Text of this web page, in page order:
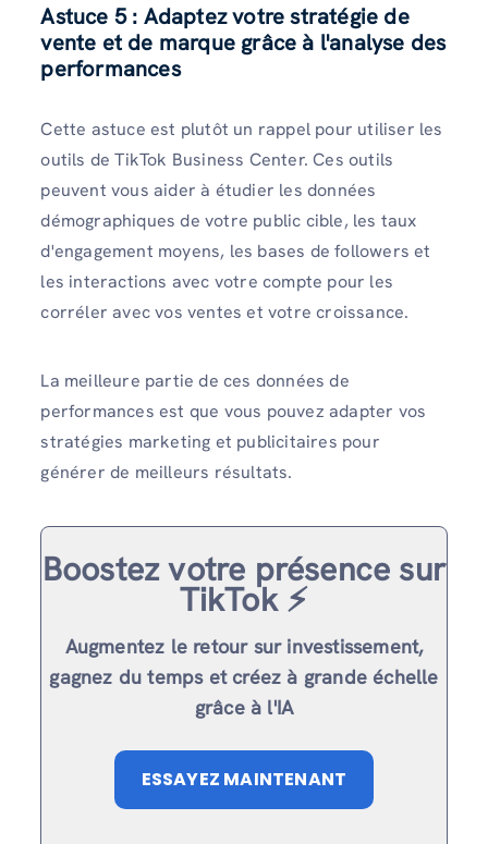
Astuce 5 : Adaptez votre stratégie de
vente et de marque grâce à l'analyse des
performances
Cette astuce est plutôt un rappel pour utiliser les
outils de TikTok Business Center. Ces outils
peuvent vous aider à étudier les données
démographiques de votre public cible, les taux
d'engagement moyens, les bases de followers et
les interactions avec votre compte pour les
corréler avec vos ventes et votre croissance.
La meilleure partie de ces données de
performances est que vous pouvez adapter vos
stratégies marketing et publicitaires pour
générer de meilleurs résultats.
Boostez votre présence sur
TikTok ⚡️
Augmentez le retour sur investissement,
gagnez du temps et créez à grande échelle
grâce à l'IA
ESSAYEZ MAINTENANT